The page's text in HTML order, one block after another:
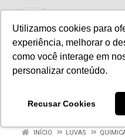
Utilizamos cookies para
experiência, melhorar o
como você interage em
personalizar conteúdo.
Recusar Cookies
INÍCIO LUVAS